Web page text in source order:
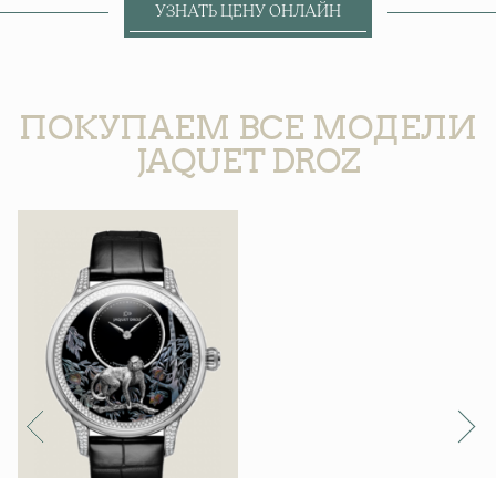
УЗНАТЬ ЦЕНУ ОНЛАЙН
ПОКУПАЕМ ВСЕ МОДЕЛИ
JAQUET DROZ